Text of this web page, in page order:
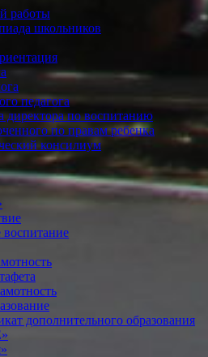
работы
школьников
педагога
директора по воспитанию
по правам ребенка
консилиум
дополнительного образования